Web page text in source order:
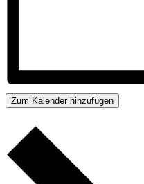
Zum Kalender hinzufügen